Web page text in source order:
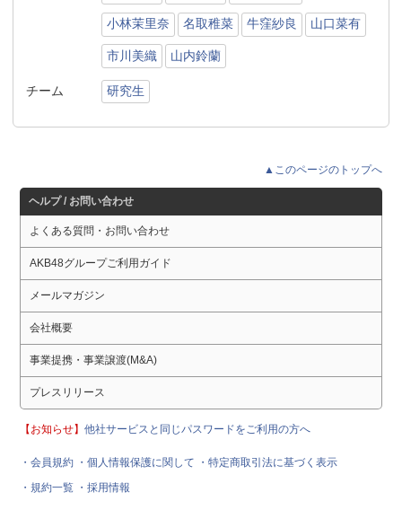
小林茉里奈 名取稚菜 牛窪紗良 山口菜有
市川美織 山内鈴蘭
チーム 研究生
▲このページのトップへ
ヘルプ / お問い合わせ
よくある質問・お問い合わせ
AKB48グループご利用ガイド
メールマガジン
会社概要
事業提携・事業譲渡(M&A)
プレスリリース
【お知らせ】他社サービスと同じパスワードをご利用の方へ
・会員規約 ・個人情報保護に関して
・特定商取引法に基づく表示
・規約一覧 ・採用情報